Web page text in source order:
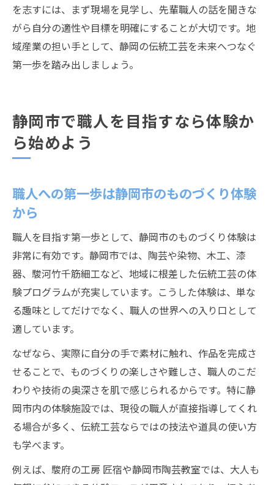
を志すには、まず現場を見学し、先輩職人の話を聞きな
がら自分の適性や目標を明確にすることが大切です。地
域産業の担い手として、静岡の伝統工芸を未来へつなぐ
第一歩を踏み出しましょう。
静岡市で職人を目指すなら体験か
ら始めよう
職人への第一歩は静岡市のものづくり体験
から
職人を目指す第一歩として、静岡市のものづくり体験は
非常に有効です。静岡市では、陶芸や染物、木工、漆
器、駿河竹千筋細工など、地域に根差した伝統工芸の体
験プログラムが充実しています。こうした体験は、単な
る趣味としてだけでなく、職人の世界への入り口として
適しています。
なぜなら、実際に自分の手で素材に触れ、作品を完成さ
せることで、ものづくりの楽しさや難しさ、職人のこだ
わりや技術の奥深さを肌で感じられるからです。特に静
岡市内の体験施設では、現役の職人が直接指導してくれ
る場合が多く、伝統工芸ならではの技法や道具の使い方
も学べます。
例えば、駿府の工房 匠宿や静岡市陶芸教室では、大人も